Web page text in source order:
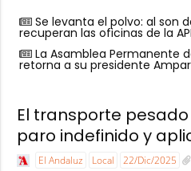
Se levanta el polvo: al son
recuperan las oficinas de la
La Asamblea Permanente
retorna a su presidente
El transporte
paro indefinido y
El Andaluz Local 22/Dic/2025